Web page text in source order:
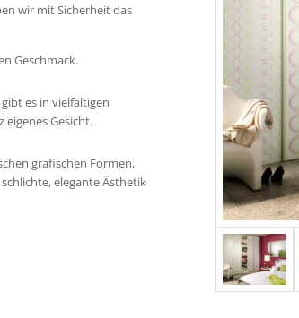
wir mit Sicherheit das
Geschmack.
es in vielfältigen
Gesicht.
grafischen Formen,
elegante Ästhetik